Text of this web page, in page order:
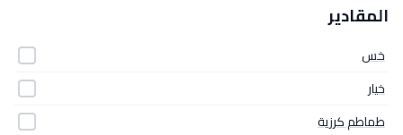
المقادير
خس
خيار
طماطم كرزية